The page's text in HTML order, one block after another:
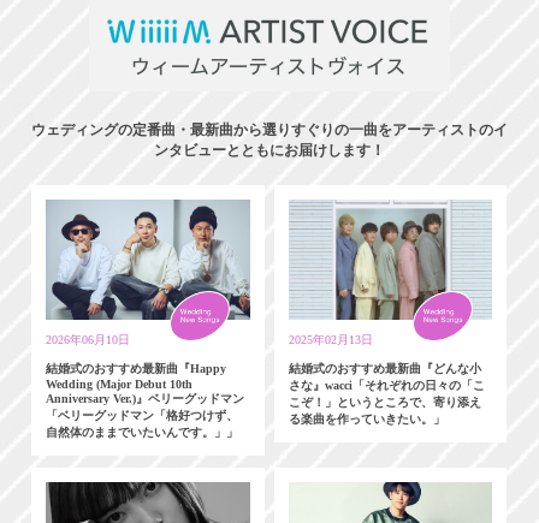
ウェディングの定番曲・最新曲から選りすぐりの一曲をアーティストのイ
ンタビューとともにお届けします！
2026年06月10日
結婚式のおすすめ最新曲『Happy
Wedding (Major Debut 10th
Anniversary Ver.)』ベリーグッドマン
「ベリーグッドマン「格好つけず、
自然体のままでいたいんです。」」
2025年02月13日
結婚式のおすすめ最新曲『どんな小
さな』wacci「それぞれの日々の「こ
こぞ！」というところで、寄り添え
る楽曲を作っていきたい。」